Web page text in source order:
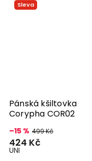
Sleva
Pánská kšiltovka
Corypha COR02
–15 % 499 Kč
424 Kč
UNI